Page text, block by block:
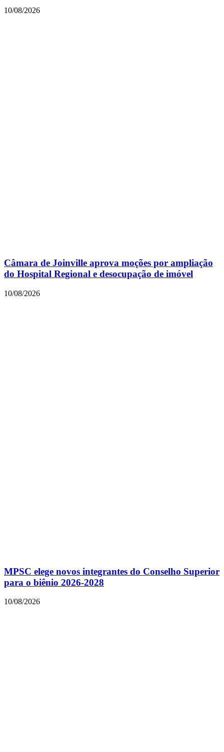
10/08/2026
Câmara de Joinville aprova moções por ampliação
do Hospital Regional e desocupação de imóvel
10/08/2026
MPSC elege novos integrantes do Conselho Superior
para o biênio 2026-2028
10/08/2026